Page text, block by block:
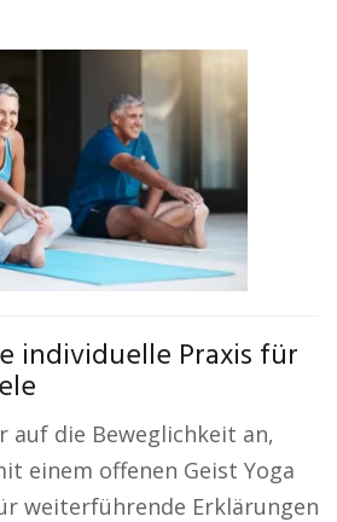
individuelle Praxis für
auf die Beweglichkeit an,
einem offenen Geist Yoga
weiterführende Erklärungen